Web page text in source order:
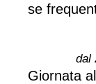
se
dal
Giornata